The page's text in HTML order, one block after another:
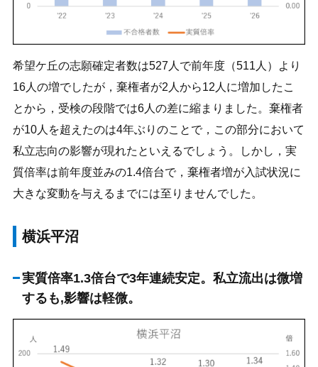
希望ケ丘の志願確定者数は527人で前年度（511人）より
16人の増でしたが，棄権者が2人から12人に増加したこ
とから，受検の段階では6人の差に縮まりました。棄権者
が10人を超えたのは4年ぶりのことで，この部分において
私立志向の影響が現れたといえるでしょう。しかし，実
質倍率は前年度並みの1.4倍台で，棄権者増が入試状況に
大きな変動を与えるまでには至りませんでした。
横浜平沼
実質倍率1.3倍台で3年連続安定。私立流出は微増
するも,影響は軽微。